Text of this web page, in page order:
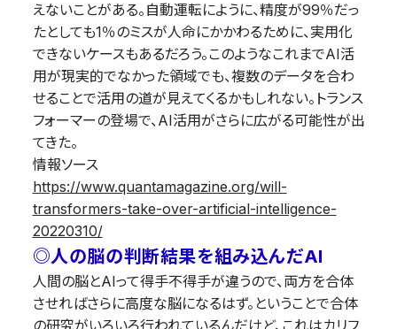
えないことがある。自動運転にように、精度が99％だっ
たとしても1％のミスが人命にかかわるために、実用化
できないケースもあるだろう。このようなこれまでAI活
用が現実的でなかった領域でも、複数のデータを合わ
せることで活用の道が見えてくるかもしれない。トランス
フォーマーの登場で、AI活用がさらに広がる可能性が出
てきた。
情報ソース
https://www.quantamagazine.org/will-
transformers-take-over-artificial-intelligence-
20220310/
◎人の脳の判断結果を組み込んだAI
人間の脳とAIって得手不得手が違うので、両方を合体
させればさらに高度な脳になるはず。ということで合体
の研究がいろいろ行われているんだけど、これはカリフ